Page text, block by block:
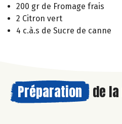
200 gr de Fromage frais
2 Citron vert
4 c.à.s de Sucre de canne
Préparation de la